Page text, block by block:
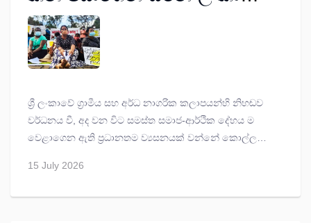
ක්ෂුද්‍ර මූල්‍ය අර්බුදය
ශ්‍රී ලංකාවේ ග්‍රාමීය සහ අර්ධ නාගරික කලාපයන්හි නිහඬව
වර්ධනය වී, අද වන විට සමස්ත සමාජ-ආර්ථික දේහය ම
වෙළාගෙන ඇති ප්‍රධානතම ව්‍යසනයක් වන්නේ කොල්ලකාරී
15 July 2026